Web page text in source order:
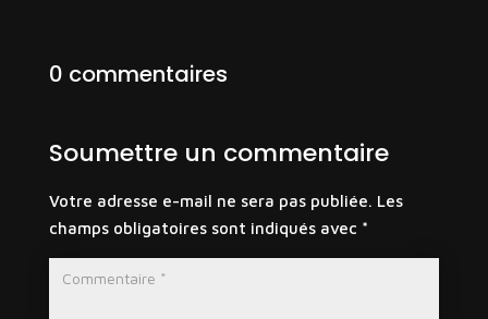
0 commentaires
Soumettre un commentaire
Votre adresse e-mail ne sera pas publiée. Les
champs obligatoires sont indiqués avec *